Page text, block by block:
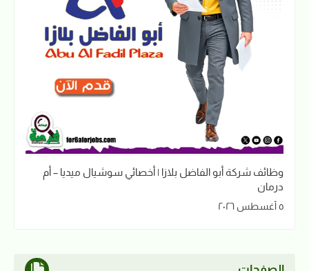
وظائف شركة أبو الفاضل بلازا | أخصائي سوشيال ميديا – أم
درمان
٥ أغسطس ٢٠٢٦